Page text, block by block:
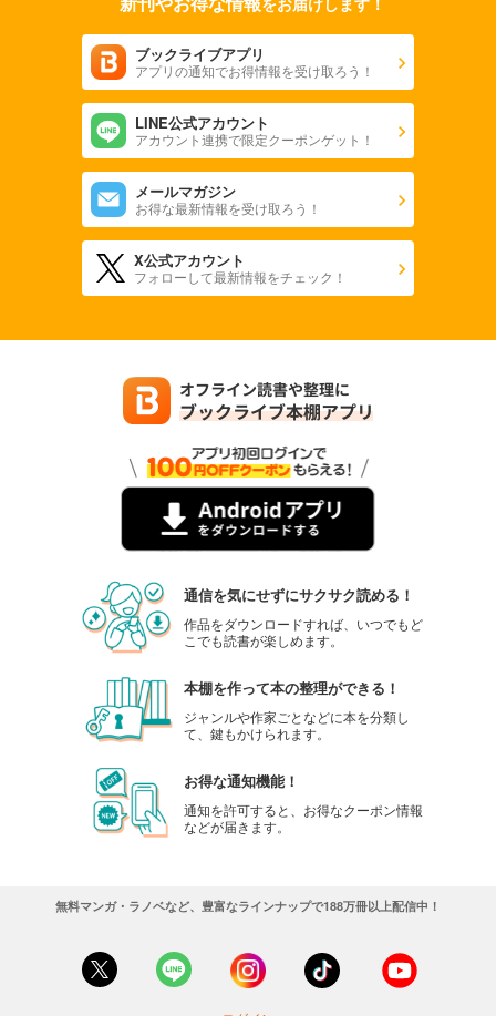
ブックライブアプリ
アプリの通知でお得情報を受け取ろう！
LINE公式アカウント
アカウント連携で限定クーポンゲット！
メールマガジン
お得な最新情報を受け取ろう！
X公式アカウント
フォローして最新情報をチェック！
通信を気にせずにサクサク読める！
作品をダウンロードすれば、いつでもど
こでも読書が楽しめます。
本棚を作って本の整理ができる！
ジャンルや作家ごとなどに本を分類し
て、鍵もかけられます。
お得な通知機能！
通知を許可すると、お得なクーポン情報
などが届きます。
無料マンガ・ラノベなど、豊富なラインナップで188万冊以上配信中！